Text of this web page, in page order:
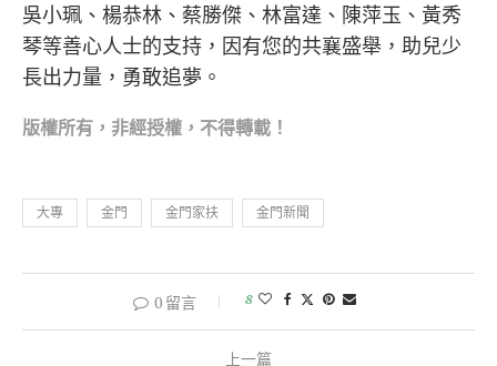
吳小珮、楊恭林、蔡勝傑、林富達、陳萍玉、黃秀
琴等善心人士的支持，因有您的共襄盛舉，助兒少
長出力量，勇敢追夢。
版權所有，非經授權，不得轉載！
大專 金門 金門家扶 金門新聞
0 留言 8
上一篇